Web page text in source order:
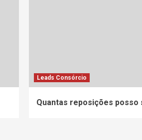
Leads Consórcio
Quantas reposições posso